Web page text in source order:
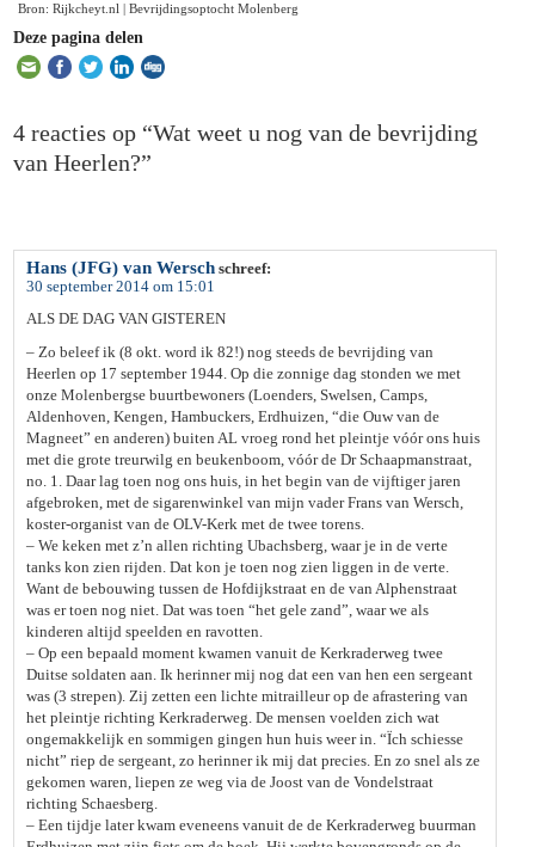
Bron: Rijkcheyt.nl | Bevrijdingsoptocht Molenberg
Deze pagina delen
4 reacties op “Wat weet u nog van de bevrijding
van Heerlen?”
Hans (JFG) van Wersch schreef:
30 september 2014 om 15:01
ALS DE DAG VAN GISTEREN
– Zo beleef ik (8 okt. word ik 82!) nog steeds de bevrijding van
Heerlen op 17 september 1944. Op die zonnige dag stonden we met
onze Molenbergse buurtbewoners (Loenders, Swelsen, Camps,
Aldenhoven, Kengen, Hambuckers, Erdhuizen, “die Ouw van de
Magneet” en anderen) buiten AL vroeg rond het pleintje vóór ons huis
met die grote treurwilg en beukenboom, vóór de Dr Schaapmanstraat,
no. 1. Daar lag toen nog ons huis, in het begin van de vijftiger jaren
afgebroken, met de sigarenwinkel van mijn vader Frans van Wersch,
koster-organist van de OLV-Kerk met de twee torens.
– We keken met z’n allen richting Ubachsberg, waar je in de verte
tanks kon zien rijden. Dat kon je toen nog zien liggen in de verte.
Want de bebouwing tussen de Hofdijkstraat en de van Alphenstraat
was er toen nog niet. Dat was toen “het gele zand”, waar we als
kinderen altijd speelden en ravotten.
– Op een bepaald moment kwamen vanuit de Kerkraderweg twee
Duitse soldaten aan. Ik herinner mij nog dat een van hen een sergeant
was (3 strepen). Zij zetten een lichte mitrailleur op de afrastering van
het pleintje richting Kerkraderweg. De mensen voelden zich wat
ongemakkelijk en sommigen gingen hun huis weer in. “Ïch schiesse
nicht” riep de sergeant, zo herinner ik mij dat precies. En zo snel als ze
gekomen waren, liepen ze weg via de Joost van de Vondelstraat
richting Schaesberg.
– Een tijdje later kwam eveneens vanuit de de Kerkraderweg buurman